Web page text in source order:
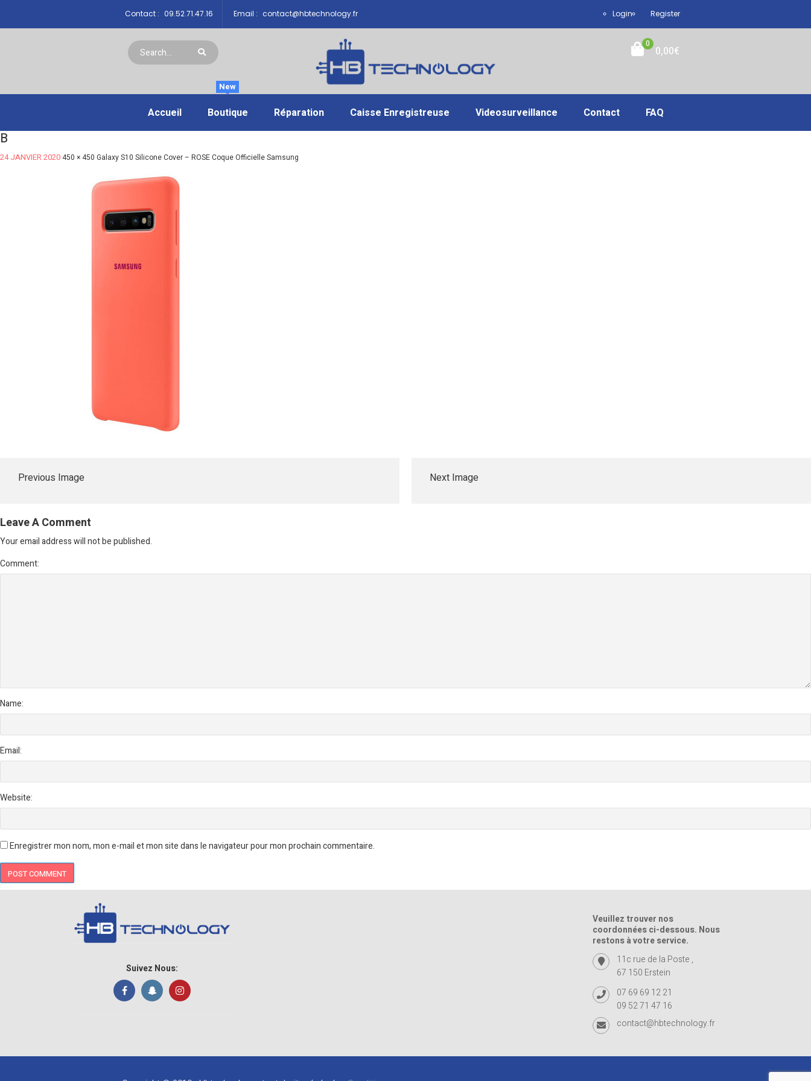
Contact : 09.52.71.47.16 Email : contact@hbtechnology.fr Login Register
0
0,00€
Accueil Boutique
New
Réparation Caisse Enregistreuse Videosurveillance Contact FAQ
B
24 JANVIER 2020 450 × 450 Galaxy S10 Silicone Cover – ROSE Coque Officielle Samsung
Previous Image Next Image
Leave A Comment
Your email address will not be published.
Comment:
Name:
Email:
Website:
Enregistrer mon nom, mon e-mail et mon site dans le navigateur pour mon prochain commentaire.
Suivez Nous:
Veuillez trouver nos
coordonnées ci-dessous. Nous
restons à votre service.
11c rue de la Poste ,
67 150 Erstein
07 69 69 12 21
09 52 71 47 16
contact@hbtechnology.fr